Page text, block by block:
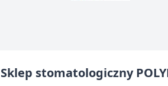
Sklep stomatologiczny